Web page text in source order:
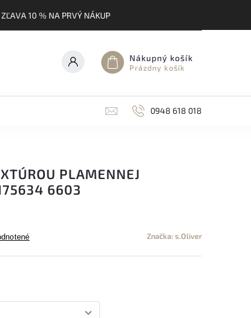
10 % NA PRVÝ NÁKUP
Nákupný košík
Prázdny košík
0948 618 018
PLAMENNEJ
6603
Značka:s.Oliver